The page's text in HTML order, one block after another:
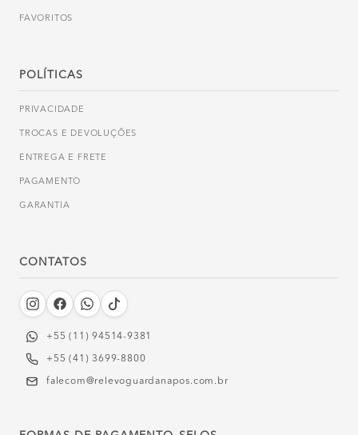
FAVORITOS
POLÍTICAS
PRIVACIDADE
TROCAS E DEVOLUÇÕES
ENTREGA E FRETE
PAGAMENTO
GARANTIA
CONTATOS
+55 (11) 94514-9381‬
+55 (41) 3699-8800
falecom@relevoguardanapos.com.br